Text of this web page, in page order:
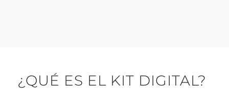
¿QUÉ ES EL KIT DIGITAL?